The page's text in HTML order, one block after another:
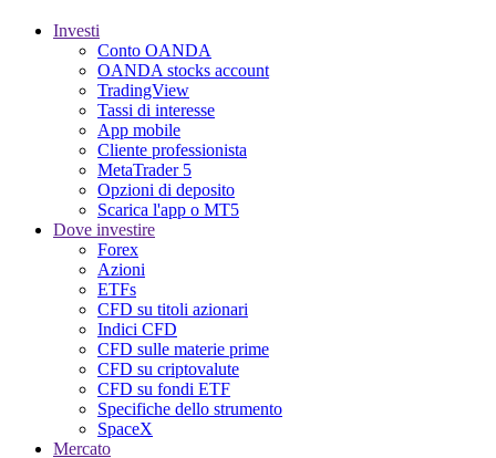
Investi
Conto OANDA
OANDA stocks account
TradingView
Tassi di interesse
App mobile
Cliente professionista
MetaTrader 5
Opzioni di deposito
Scarica l'app o MT5
Dove investire
Forex
Azioni
ETFs
CFD su titoli azionari
Indici CFD
CFD sulle materie prime
CFD su criptovalute
CFD su fondi ETF
Specifiche dello strumento
SpaceX
Mercato